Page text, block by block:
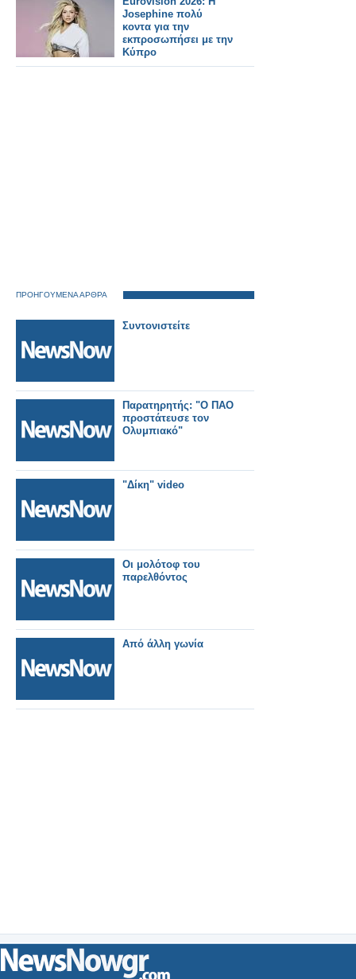
Josephine πολύ
κοντα για την
εκπροσωπήσει με την
Κύπρο
ΠΡΟΗΓΟΥΜΕΝΑ ΑΡΘΡΑ
Συντονιστείτε
Παρατηρητής: "Ο ΠΑΟ
προστάτευσε τον
Ολυμπιακό"
"Δίκη" video
Οι μολότοφ του
παρελθόντος
Από άλλη γωνία